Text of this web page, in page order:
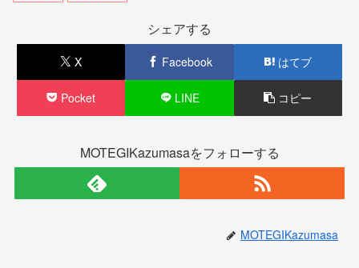
シェアする
X Facebook はてブ
Pocket LINE コピー
MOTEGIKazumasaをフォローする
MOTEGIKazumasa